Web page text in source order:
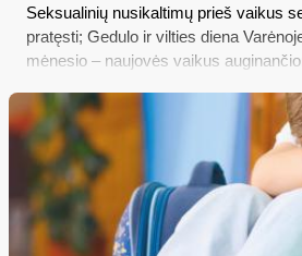
Seksualinių nusikaltimų prieš vaikus
pratęsti; Gedulo ir vilties diena
mėnesio – naujovės vaikus